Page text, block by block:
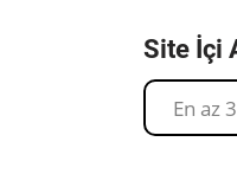
Site İçi